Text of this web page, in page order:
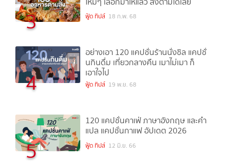
3 ฟู้ด ทิปส์ 18 ก.พ. 68
4
อย่างเอา 120 แคปชั่นร้านนั่งชิล แคปชั่
นกินดื่ม เที่ยวกลางคืน เมาไม่เมา ก็
เอาใจไป
ฟู้ด ทิปส์ 19 พ.ย. 68
5
120 แคปชั่นคาเฟ่ ภาษาอังกฤษ และคำ
แปล แคปชั่นกาแฟ อัปเดต 2026
ฟู้ด ทิปส์ 12 มิ.ย. 66